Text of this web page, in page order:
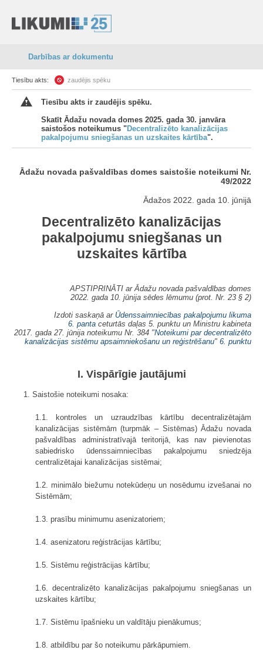
Darbības ar dokumentu
Tiesību akts: zaudējis spēku
Tiesību akts ir zaudējis spēku.
Skatīt Ādažu novada domes 2025. gada 30. janvāra
saistošos noteikumus "Decentralizēto kanalizācijas
pakalpojumu sniegšanas un uzskaites kārtība".
Ādažu novada pašvaldības domes saistošie noteikumi Nr.
49/2022
Ādažos 2022. gada 10. jūnijā
Decentralizēto kanalizācijas
pakalpojumu sniegšanas un
uzskaites kārtība
APSTIPRINĀTI ar Ādažu novada pašvaldības domes
2022. gada 10. jūnija sēdes lēmumu (prot. Nr. 23 § 2)
Izdoti saskaņā ar Ūdenssaimniecības pakalpojumu likuma
6. panta ceturtās daļas 5. punktu un Ministru kabineta
2017. gada 27. jūnija noteikumu Nr. 384 "Noteikumi par decentralizēto
kanalizācijas sistēmu apsaimniekošanu un reģistrēšanu" 6. punktu
I. Vispārīgie jautājumi
1. Saistošie noteikumi nosaka:
1.1. kontroles un uzraudzības kārtību decentralizētajām
kanalizācijas sistēmām (turpmāk – Sistēmas) Ādažu novada
pašvaldības administratīvajā teritorijā, kas nav pievienotas
sabiedrisko ūdenssaimniecības pakalpojumu sniedzēja
centralizētajai kanalizācijas sistēmai;
1.2. minimālo biežumu notekūdeņu un nosēdumu izvešanai no
Sistēmām;
1.3. prasību minimumu asenizatoriem;
1.4. asenizatoru reģistrācijas kārtību;
1.5. Sistēmu reģistrācijas kārtību;
1.6. decentralizēto kanalizācijas pakalpojumu sniegšanas un
uzskaites kārtību;
1.7. Sistēmu īpašnieku un valdītāju pienākumus;
1.8. atbildību par šo noteikumu pārkāpumiem.